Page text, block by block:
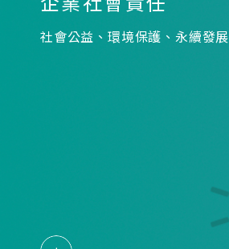
社會公益、環境保護、永續發展